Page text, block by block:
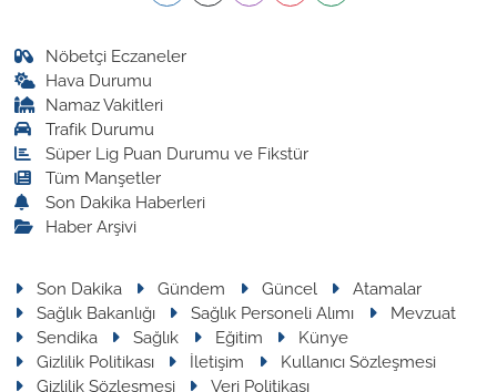
Nöbetçi Eczaneler
Hava Durumu
Namaz Vakitleri
Trafik Durumu
Süper Lig Puan Durumu ve Fikstür
Tüm Manşetler
Son Dakika Haberleri
Haber Arşivi
Son Dakika Gündem Güncel
Atamalar
Sağlık Bakanlığı
Sağlık Personeli Alımı
Mevzuat
Sendika
Sağlık Eğitim
Künye
Gizlilik Politikası
İletişim
Kullanıcı Sözleşmesi
Gizlilik Sözleşmesi
Veri Politikası